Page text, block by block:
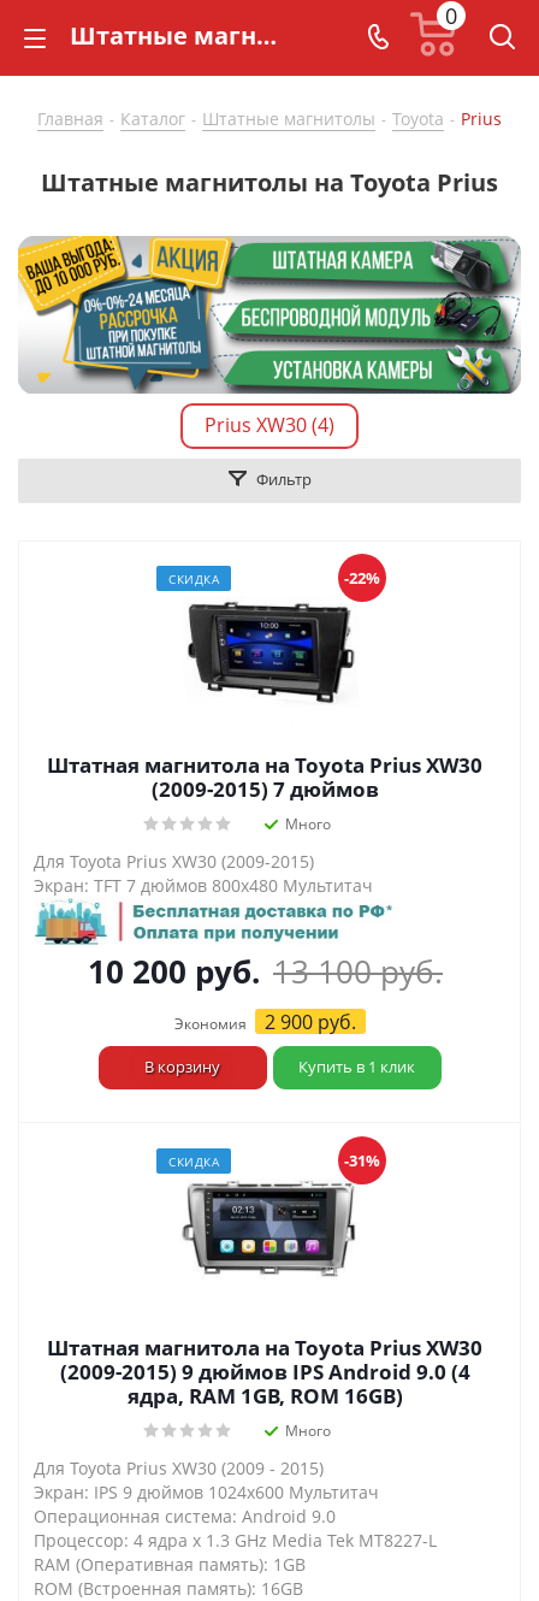
Штатные магнитолы на Toyota Prius купить по доступной цене - CarBaza
0
Главная - Каталог - Штатные магнитолы - Toyota - Prius
Штатные магнитолы на Toyota Prius
Prius XW30 (4)
Фильтр
СКИДКА -22%
Штатная магнитола на Toyota Prius XW30
(2009-2015) 7 дюймов
Много
Для Toyota Prius XW30 (2009-2015)
Экран: TFT 7 дюймов 800х480 Мультитач
10 200 руб. 13 100руб.
Экономия 2 900руб.
В корзину Купить в 1 клик
СКИДКА -31%
Штатная магнитола на Toyota Prius XW30
(2009-2015) 9 дюймов IPS Android 9.0 (4
ядра, RAM 1GB, ROM 16GB)
Много
Для Toyota Prius XW30 (2009 - 2015)
Экран: IPS 9 дюймов 1024х600 Мультитач
Операционная система: Android 9.0
Процессор: 4 ядра х 1.3 GHz Media Tek MT8227-L
RAM (Оперативная память): 1GB
ROM (Встроенная память): 16GB